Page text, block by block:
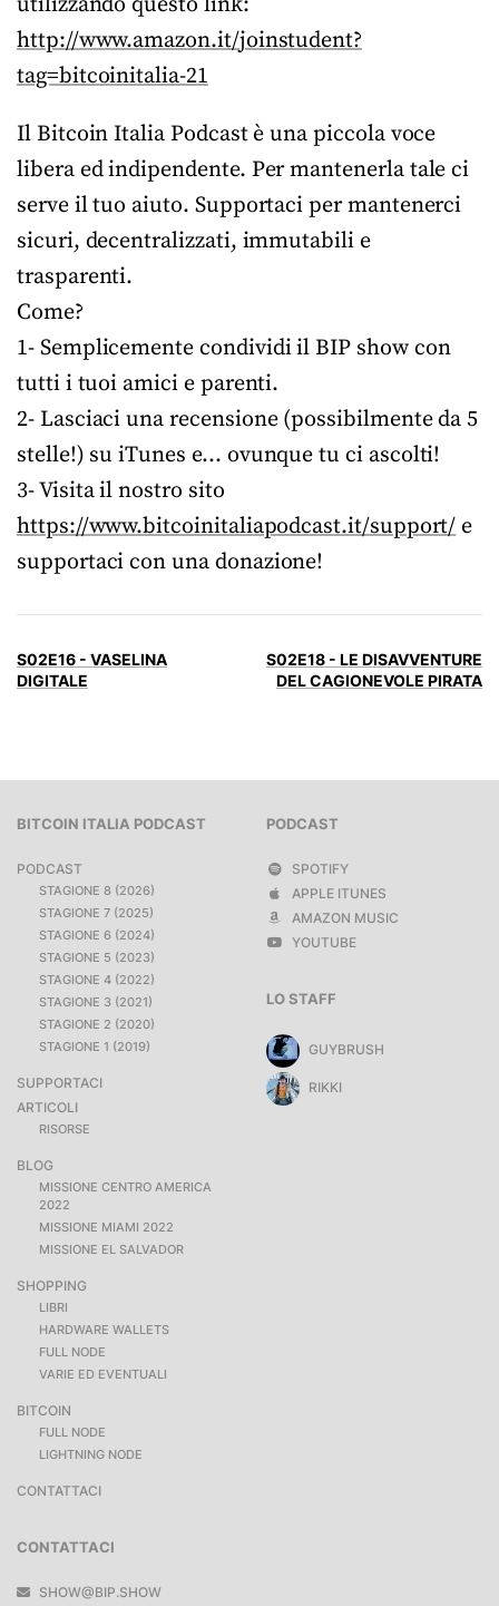
http://www.amazon.it/joinstudent?
tag=bitcoinitalia-21
Il Bitcoin Italia Podcast è una piccola voce
libera ed indipendente. Per mantenerla tale ci
serve il tuo aiuto. Supportaci per mantenerci
sicuri, decentralizzati, immutabili e
trasparenti.
Come?
1- Semplicemente condividi il BIP show con
tutti i tuoi amici e parenti.
2- Lasciaci una recensione (possibilmente da 5
stelle!) su iTunes e… ovunque tu ci ascolti!
3- Visita il nostro sito
https://www.bitcoinitaliapodcast.it/support/e
supportaci con una donazione!
S02E16 - VASELINA
DIGITALE
S02E18 - LE DISAVVENTURE
DEL CAGIONEVOLE PIRATA
BITCOIN ITALIA PODCAST
PODCAST
STAGIONE 8 (2026)
STAGIONE 7 (2025)
STAGIONE 6 (2024)
STAGIONE 5 (2023)
STAGIONE 4 (2022)
STAGIONE 3 (2021)
STAGIONE 2 (2020)
STAGIONE 1 (2019)
SUPPORTACI
ARTICOLI
RISORSE
BLOG
MISSIONE CENTRO AMERICA
2022
MISSIONE MIAMI 2022
MISSIONE EL SALVADOR
SHOPPING
LIBRI
HARDWARE WALLETS
FULL NODE
VARIE ED EVENTUALI
BITCOIN
FULL NODE
LIGHTNING NODE
CONTATTACI
PODCAST
SPOTIFY
APPLE ITUNES
AMAZON MUSIC
YOUTUBE
CONTATTACI
SHOW@BIP.SHOW
LO STAFF
GUYBRUSH
RIKKI